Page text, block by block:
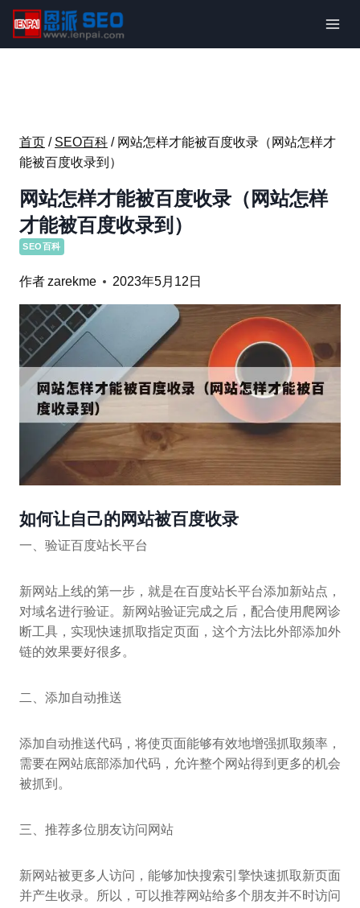
内
首页 / SEO百科 / 网站怎样才能被百度收录（网站怎样才
能被百度收录到）
网站怎样才能被百度收录（网站怎样
才能被百度收录到）
SEO百科
作者zarekme 2023年5月12日
如何让自己的网站被百度收录
一、验证百度站长平台
新网站上线的第一步，就是在百度站长平台添加新站点，
对域名进行验证。新网站验证完成之后，配合使用爬网诊
断工具，实现快速抓取指定页面，这个方法比外部添加外
链的效果要好很多。
二、添加自动推送
添加自动推送代码，将使页面能够有效地增强抓取频率，
需要在网站底部添加代码，允许整个网站得到更多的机会
被抓到。
三、推荐多位朋友访问网站
新网站被更多人访问，能够加快搜索引擎快速抓取新页面
并产生收录。所以，可以推荐网站给多个朋友并不时访问